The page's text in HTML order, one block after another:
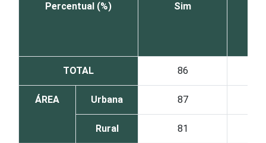
Percentual (%) Sim
TOTAL 86
ÁREA Urbana 87
Rural 81